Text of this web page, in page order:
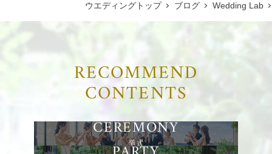
ウエディングトップ ブログ Wedding Lab
RECOMMEND
CONTENTS
挙式